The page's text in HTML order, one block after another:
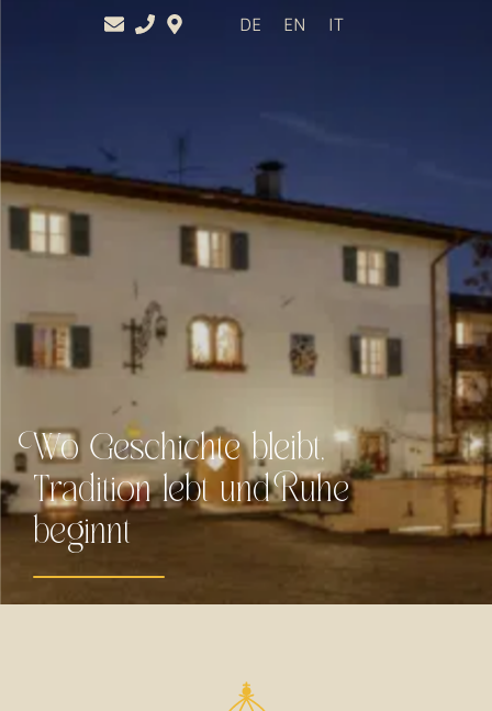
DE EN IT
Wo Geschichte bleibt,
Tradition lebt und Ruhe
beginnt